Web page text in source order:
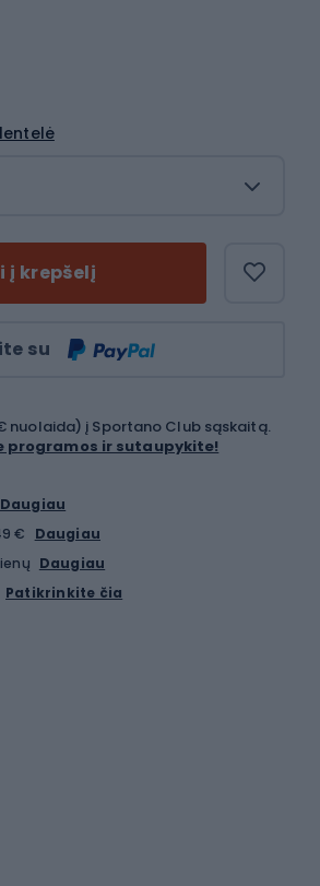
į krepšelį
su
nuolaida) į Sportano Club sąskaitą.
programos ir sutaupykite!
Daugiau
€
Daugiau
Daugiau
Patikrinkite čia